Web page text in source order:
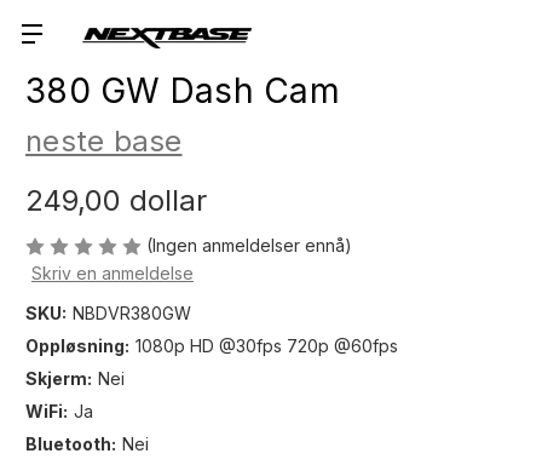
380 GW Dash Cam
neste base
249,00 dollar
(Ingen anmeldelser ennå)
Skriv en anmeldelse
SKU: NBDVR380GW
Oppløsning: 1080p HD @30fps 720p @60fps
Skjerm: Nei
WiFi: Ja
Bluetooth: Nei